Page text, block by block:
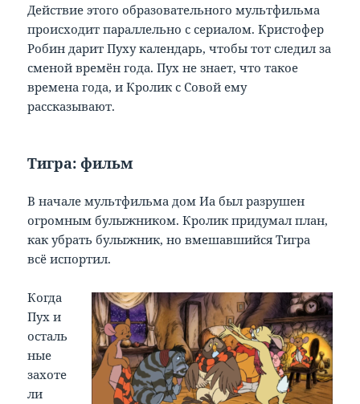
Действие этого образовательного мультфильма
происходит параллельно с сериалом. Кристофер
Робин дарит Пуху календарь, чтобы тот следил за
сменой времён года. Пух не знает, что такое
времена года, и Кролик с Совой ему
рассказывают.
Тигра: фильм
В начале мультфильма дом Иа был разрушен
огромным булыжником. Кролик придумал план,
как убрать булыжник, но вмешавшийся Тигра
всё испортил.
Когда
Пух и
осталь
ные
захоте
ли